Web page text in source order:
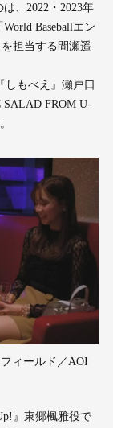
、2022・2023年
Baseballエン
担当する間瀬遥
しもべえ』瀬戸口
SALAD FROM U-
ィールド／AOI
』東郷楓雅役で